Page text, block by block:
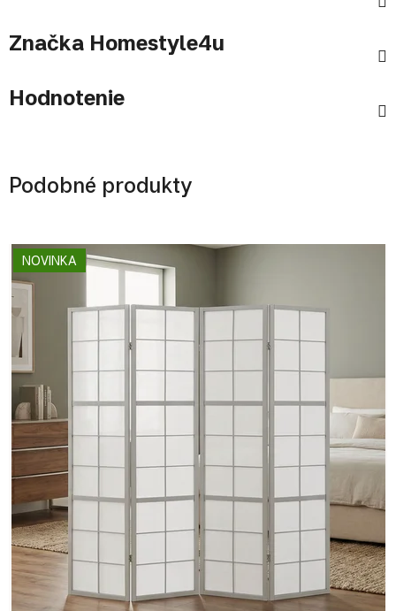
Značka Homestyle4u
Hodnotenie
Podobné produkty
NOVINKA